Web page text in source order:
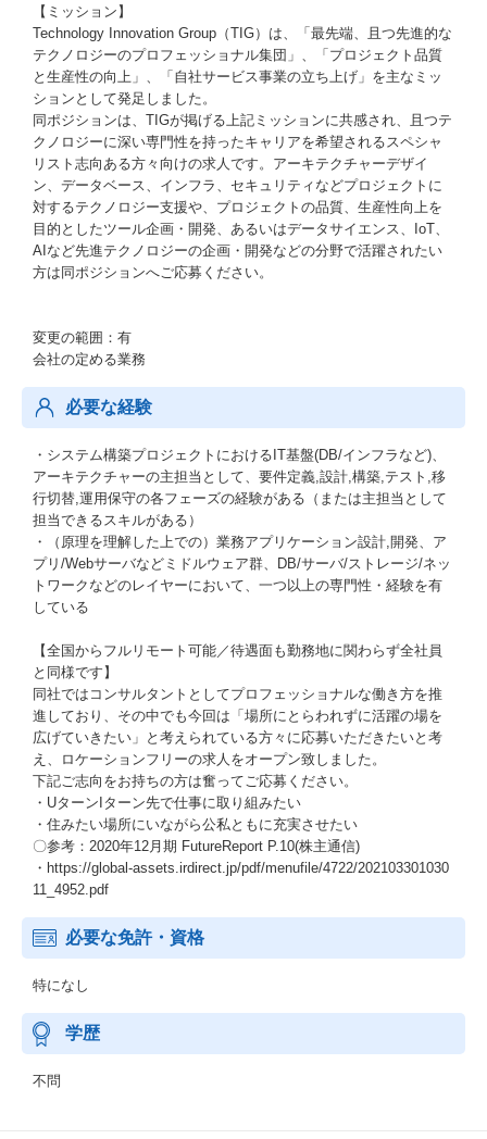
【ミッション】
Technology Innovation Group（TIG）は、「最先端、且つ先進的な
テクノロジーのプロフェッショナル集団」、「プロジェクト品質
と生産性の向上」、「自社サービス事業の立ち上げ」を主なミッ
ションとして発足しました。
同ポジションは、TIGが掲げる上記ミッションに共感され、且つテ
クノロジーに深い専門性を持ったキャリアを希望されるスペシャ
リスト志向ある方々向けの求人です。アーキテクチャーデザイ
ン、データベース、インフラ、セキュリティなどプロジェクトに
対するテクノロジー支援や、プロジェクトの品質、生産性向上を
目的としたツール企画・開発、あるいはデータサイエンス、IoT、
AIなど先進テクノロジーの企画・開発などの分野で活躍されたい
方は同ポジションへご応募ください。
変更の範囲：有
会社の定める業務
必要な経験
・システム構築プロジェクトにおけるIT基盤(DB/インフラなど)、
アーキテクチャーの主担当として、要件定義,設計,構築,テスト,移
行切替,運用保守の各フェーズの経験がある（または主担当として
担当できるスキルがある）
・（原理を理解した上での）業務アプリケーション設計,開発、ア
プリ/Webサーバなどミドルウェア群、DB/サーバ/ストレージ/ネッ
トワークなどのレイヤーにおいて、一つ以上の専門性・経験を有
している
【全国からフルリモート可能／待遇面も勤務地に関わらず全社員
と同様です】
同社ではコンサルタントとしてプロフェッショナルな働き方を推
進しており、その中でも今回は「場所にとらわれずに活躍の場を
広げていきたい」と考えられている方々に応募いただきたいと考
え、ロケーションフリーの求人をオープン致しました。
下記ご志向をお持ちの方は奮ってご応募ください。
・UターンIターン先で仕事に取り組みたい
・住みたい場所にいながら公私ともに充実させたい
〇参考：2020年12月期 FutureReport P.10(株主通信)
・https://global-assets.irdirect.jp/pdf/menufile/4722/202103301030
11_4952.pdf
必要な免許・資格
特になし
学歴
不問